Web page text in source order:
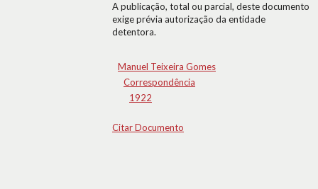
A publicação, total ou parcial, deste documento
exige prévia autorização da entidade
detentora.
Manuel Teixeira Gomes
Correspondência
1922
Citar Documento